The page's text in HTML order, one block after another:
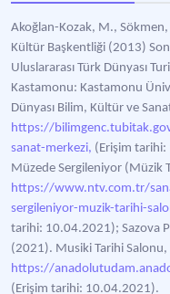
Akoğlan-Kozak, M.,
Kültür Başkentliği (2013)
Uluslararası Türk Dünyası
Kastamonu: Kastamonu
Dünyası Bilim, Kültür ve
https://
sanat-merkezi, (Erişim
Müzede Sergileniyor (Müzik
https://www.ntv.com.tr/
sergileniyor-muzik-tarihi-
tarihi: 10.04.2021); Sazova
(2021). Musiki Tarihi Salonu,
https://
(Erişim tarihi: 10.04.2021).